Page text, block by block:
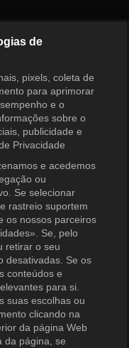
de
pixels, coleta de
para aprimorar
e o
sobre o
publicidade e
Privacidade
e acedemos
ou
Se selecionar
rastreio suportem
os nossos parceiros
Se, pelo
retirar o seu
desativadas. Se os
conteúdos e
para si.
suas escolhas ou
clicando na
da página Web
da página, se